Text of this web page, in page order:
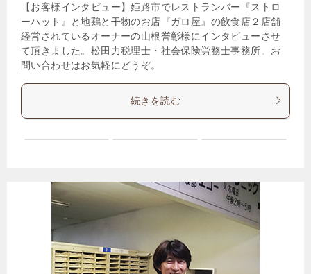
【お客様インタビュー】姫路市でレストランバー『ストロ
ーハット』と地鶏と干物のお店『ガロ屋』の飲食店２店舗
経営されているオーナーの山根誉彰様にインタビューさせ
て頂きました。松田力税理士・社会保険労務士事務所。お
問い合わせはお気軽にどうぞ。
続きを読む